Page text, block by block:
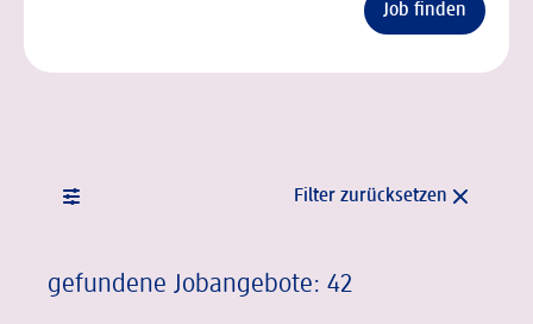
Job finden
Auflistung der ausgewählten Filter
Filter zurücksetzen
gefundene Jobangebote: 42